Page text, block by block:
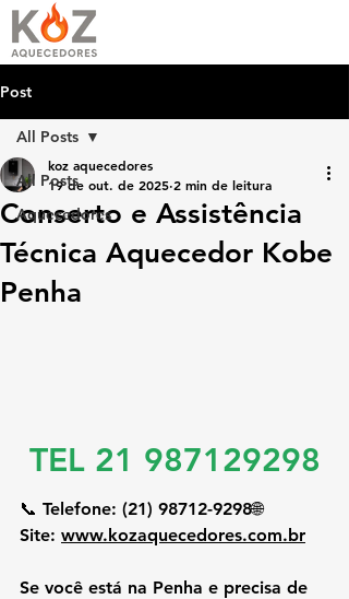
Post
All Posts
Aquecedores
All Posts
Conserto e Assistência
Técnica Aquecedor Kobe
Penha
koz aquecedores
19 de out. de 2025 2 min de leitura
TEL 21 987129298
📞 Telefone: (21) 98712-9298🌐
Site: www.kozaquecedores.com.br
Se você está na Penha e precisa de